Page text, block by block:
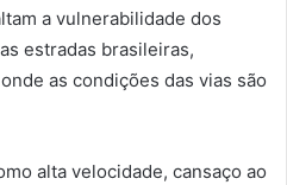
a vulnerabilidade dos
estradas brasileiras,
as condições das vias são
alta velocidade, cansaço ao